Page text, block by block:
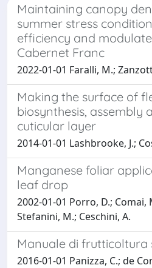
Maintaining canopy
summer stress
efficiency and
Cabernet Franc
2022-01-01 Faralli, M.;
Making the surface of
biosynthesis, assembly
cuticular layer
2014-01-01 Lashbrooke, J.;
Manganese foliar
leaf drop
2002-01-01 Porro, D.; Comai,
Stefanini, M.; Ceschini, A.
Manuale di frutticoltura
2016-01-01 Panizza, C.; de